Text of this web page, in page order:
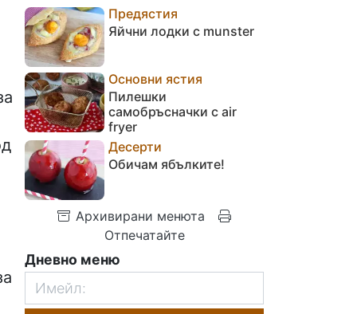
Предястия
Яйчни лодки с munster
Основни ястия
Пилешки
самобръсначки с air
fryer
Десерти
Обичам ябълките!
Архивирани менюта
Отпечатайте
Дневно меню